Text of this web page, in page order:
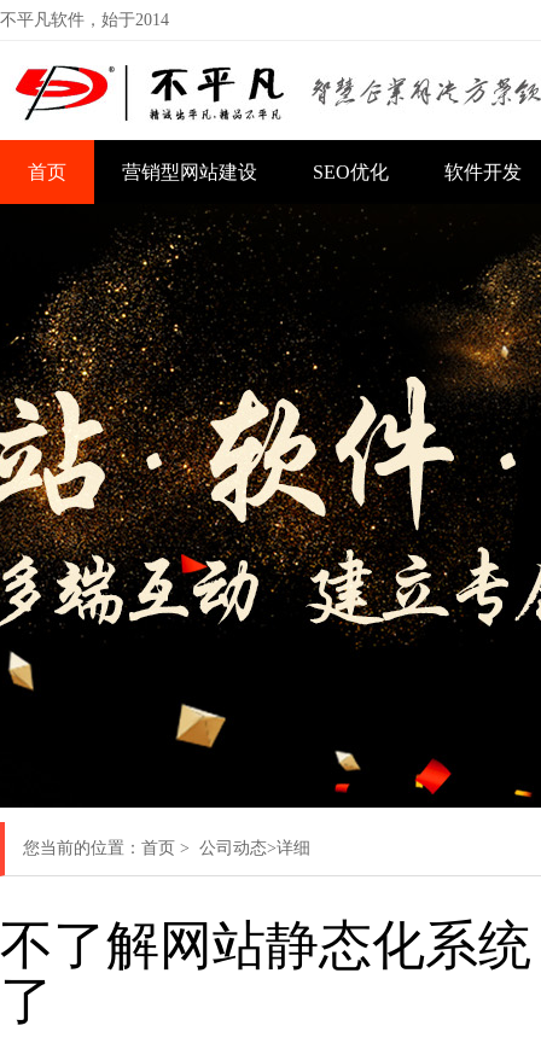
不平凡软件，始于2014
首页 营销型网站建设 SEO优化 软件开发
您当前的位置： 首页 > 公司动态>详细
不了解网站静态化系
了